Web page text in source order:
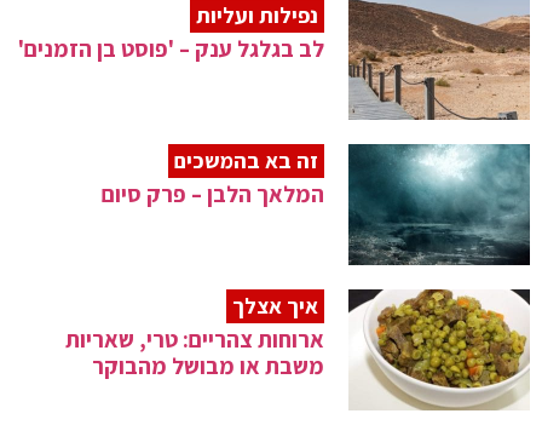
נפילות ועליות
לב בגלגל ענק – 'פוסט בן הזמנים'
זה בא בהמשכים
המלאך הלבן – פרק סיום
איך אצלך
ארוחות צהריים: טרי, שאריות
משבת או מבושל מהבוקר